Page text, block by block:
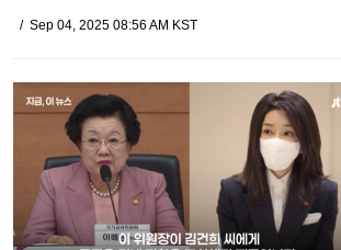
Sep 04, 2025 08:56 AM KST